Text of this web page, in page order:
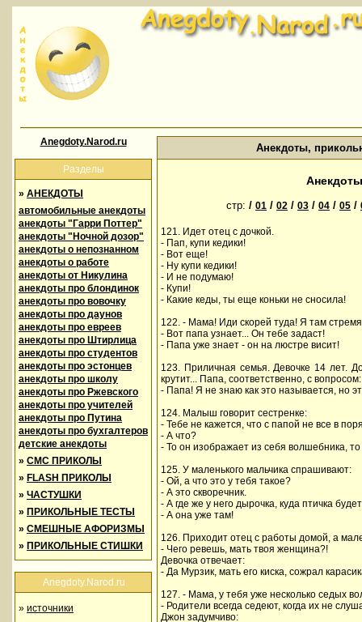
Anegdoty.Narod.ru
Разделы
» АНЕКДОТЫ
автомобильные анекдоты
анекдоты "Гарри Поттер"
анекдоты "Ночной дозор"
анекдоты о непознанном
анекдоты о работе
анекдоты от Никулина
анекдоты про блондинок
анекдоты про вовочку
анекдоты про даунов
анекдоты про евреев
анекдоты про Штирлица
анекдоты про студентов
анекдоты про эстонцев
анекдоты про школу
анекдоты про Ржевского
анекдоты про учителей
анекдоты про Путина
анекдоты про бухгалтеров
детские анекдоты
» СМС ПРИКОЛЫ
» FLASH ПРИКОЛЫ
» ЧАСТУШКИ
» ПРИКОЛЬНЫЕ ТЕСТЫ
» СМЕШНЫЕ АФОРИЗМЫ
» ПРИКОЛЬНЫЕ СТИШКИ
Anegdoty.Narod.ru
» источники
Анекдоты,
стр: / 01 / 02 / 03 / 04 / 05 /
121. Идет отец с дочкой.
- Пап, купи кедики!
- Вот еще!
- Ну купи кедики!
- И не подумаю!
- Купи!
- Какие кеды, ты еще коньки не сносила!
122. - Мама! Иди скорей туда! Я там
- Вот папа узнает... Он тебе задаст!
- Папа уже знает - он на люстре висит!
123. Приличная семья. Девочке 14 лет.
крутит... Папа, соответственно, с
- Папа! Я не знаю как это называется, но
124. Малыш говорит сестренке:
- Тебе не кажется, что с папой не все в
- А что?
- То он изображает из себя волшебника,
125. У маленького мальчика спрашивают:
- Ой, а что это у тебя такое?
- А это скворечник.
- А где же у него дырочка, куда птичка
- А она уже там!
126. Приходит отец с работы домой, а
- Чего ревешь, мать твоя женщина?!
Девочка отвечает:
- Да Мурзик, мать его киска, сожрал
127. - Мама, у тебя уже несколько седых
- Родители всегда седеют, когда их не
Джон задумчиво: